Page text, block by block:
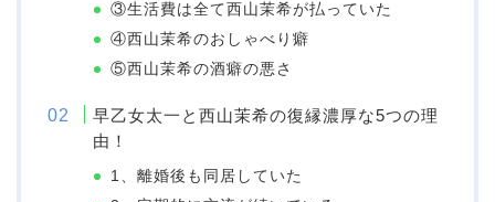
③生活費は全て西山茉希が払っていた
④西山茉希のおしゃべり癖
⑤西山茉希の酒癖の悪さ
早乙女太一と西山茉希の復縁濃厚な5つの理
由！
1、離婚後も同居していた